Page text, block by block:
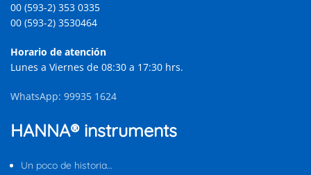
00 (593-2) 353 0335
00 (593-2) 3530464
Horario de atención
Lunes a Viernes de 08:30 a 17:30 hrs.
WhatsApp: 99935 1624
HANNA® instruments
Un poco de historia…